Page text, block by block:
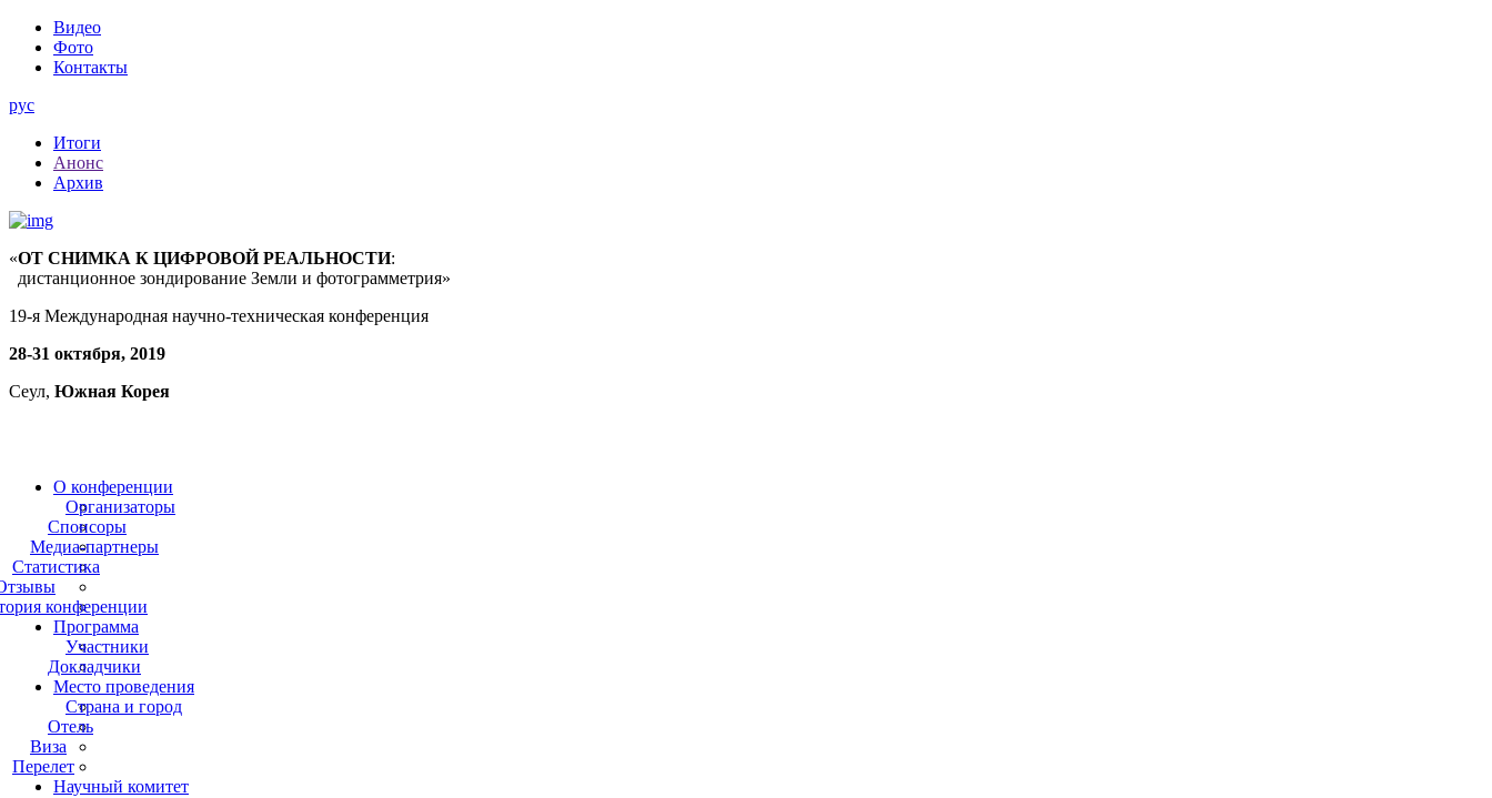
Видео
Фото
Контакты
рус
Итоги
Анонс
Архив
«ОТ СНИМКА К ЦИФРОВОЙ РЕАЛЬНОСТИ:
дистанционное зондирование Земли и фотограмметрия»
19-я Международная научно-техническая конференция
28-31 октября, 2019
Сеул, Южная Корея
О конференции
Организаторы
Спонсоры
Медиа-партнеры
Статистика
конференции
Программа
Участники
Докладчики
Место проведения
Страна и город
Отель
Виза
Перелет
Научный комитет